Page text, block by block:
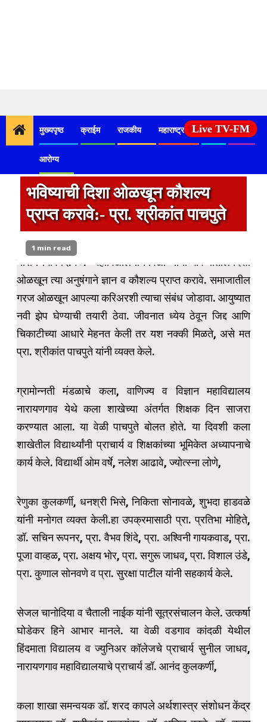
to
content
मुख्यपृष्ठ क्राईम राजकीय महाराष्ट्र देश कृषी
आरोग्य
Live TV-FM
भविष्याची दिशा ओळखून कौशल्य
प्राप्त करावे:- प्रा. श्रीकांत पाचपुते
1 min read
नारायणगाव दि.१०:- महाविद्यालयीन विद्यार्थ्यांनी भविष्यातील दिशा
ओळखून त्या अनुषंगाने ज्ञान व कौशल्य प्राप्त करावे. समाजातील
गरज ओळखून आपल्या करिअरशी त्याचा संबंध जोडावा. आयुष्यात
नवी झेप घेण्याची तयारी ठेवा. जीवनात ध्येय ठेवून जिद्द आणि
चिकाटीच्या आधारे मेहनत केली तर यश नक्की मिळते, असे मत
प्रा. श्रीकांत पाचपुते यांनी व्यक्त केले.
ग्रामोन्नती मंडळाचे कला, वाणिज्य व विज्ञान महाविद्यालय
नारायणगाव येथे कला शाखेच्या अंतर्गत शिक्षक दिन साजरा
करण्यात आला. या वेळी पाचपुते बोलत होते. या दिवशी कला
शाखेतील विद्यार्थ्यांनी प्राचार्य व शिक्षकांच्या भूमिकेत अध्यापनाचे
कार्य केले. विद्यार्थी ओम वर्षे, नलेश आढावे, ज्योत्स्ना लोणे,
रेणुका कुलकर्णी, धनश्री भिसे, निकिता सोनावळे, शुभदा हाडवळे
यांनी मनोगत व्यक्त केली.हा उपक्रमासाठी प्रा. प्रतिभा मोहिते,
डॉ. सचिन रूपनर, प्रा. वैभव शिंदे, प्रा. अश्विनी गायकवाड, प्रा.
पूजा वाव्हळ, प्रा. अक्षय भोर, प्रा. सगुरू जाधव, प्रा. विशाल उंडे,
प्रा. कुणाल सोनवणे व प्रा. सुरक्षा पाटील यांनी सहकार्य केले.
सेजल चानोदिया व चैताली नाईक यांनी सूत्रसंचालन केले. उत्कर्षा
घोडेकर हिने आभार मानले. या वेळी वडगाव कांदळी येथील
हिंदमाता विद्यालय व ज्युनिअर कॉलेजचे प्राचार्य सुनील जाधव,
नारायणगाव महाविद्यालयाचे प्राचार्य डॉ. आनंद कुलकर्णी,
कला शाखा समन्वयक डॉ. शरद कापले अर्थशास्त्र संशोधन केंद्र